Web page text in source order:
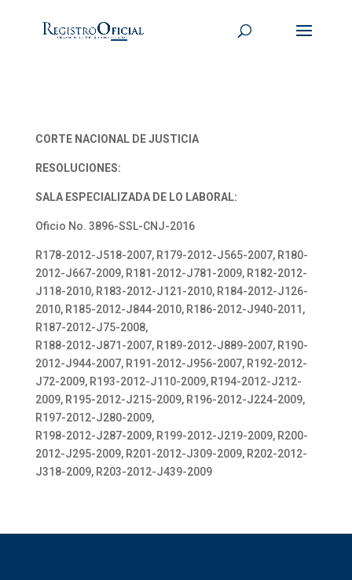
CORTE NACIONAL DE JUSTICIA
RESOLUCIONES:
SALA ESPECIALIZADA DE LO LABORAL:
Oficio No. 3896-SSL-CNJ-2016
R178-2012-J518-2007, R179-2012-J565-2007, R180-
2012-J667-2009, R181-2012-J781-2009, R182-2012-
J118-2010, R183-2012-J121-2010, R184-2012-J126-
2010, R185-2012-J844-2010, R186-2012-J940-2011,
R187-2012-J75-2008,
R188-2012-J871-2007, R189-2012-J889-2007, R190-
2012-J944-2007, R191-2012-J956-2007, R192-2012-
J72-2009, R193-2012-J110-2009, R194-2012-J212-
2009, R195-2012-J215-2009, R196-2012-J224-2009,
R197-2012-J280-2009,
R198-2012-J287-2009, R199-2012-J219-2009, R200-
2012-J295-2009, R201-2012-J309-2009, R202-2012-
J318-2009, R203-2012-J439-2009